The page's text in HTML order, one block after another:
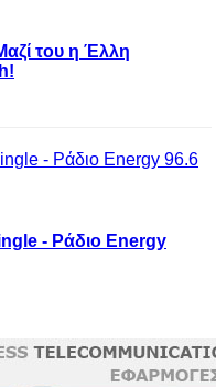
του η Έλλη
- Ράδιο Energy